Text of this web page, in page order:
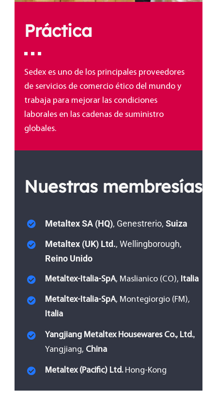
Práctica
Sedex es uno de los principales proveedores
de servicios de comercio ético del mundo y
trabaja para mejorar las condiciones
laborales en las cadenas de suministro
globales.
Nuestras membresías
Metaltex SA (HQ), Genestrerio,Suiza
Metaltex (UK) Ltd.,Wellingborough,
Reino Unido
Metaltex-Italia-SpA, Maslianico (CO), Italia
Metaltex-Italia-SpA, Montegiorgio (FM),
Italia
Yangjiang Metaltex Housewares Co., Ltd.,
Yangjiang, China
Metaltex (Pacific) Ltd. Hong-Kong